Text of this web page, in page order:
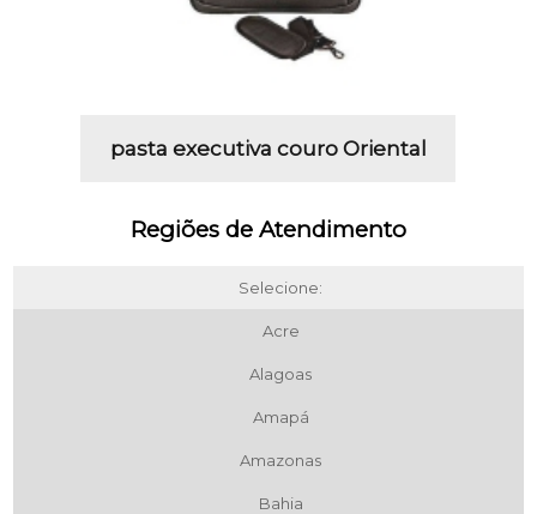
pasta executiva couro Oriental
Regiões de Atendimento
Selecione:
Acre
Alagoas
Amapá
Amazonas
Bahia